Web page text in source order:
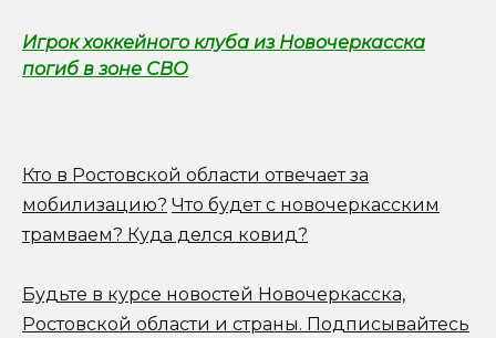
Игрок хоккейного клуба из Новочеркасска
погиб в зоне СВО
Кто в Ростовской области отвечает за
мобилизацию? Что будет с новочеркасским
трамваем? Куда делся ковид?
Будьте в курсе новостей Новочеркасска,
Ростовской области и страны. Подписывайтесь